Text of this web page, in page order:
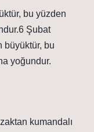
bu yüzden
Şubat
büyüktür, bu
yoğundur.
kumandalı